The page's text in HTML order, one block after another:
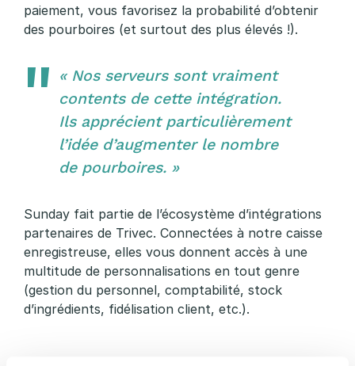
paiement, vous favorisez la probabilité d’obtenir
des pourboires (et surtout des plus élevés !).
« Nos serveurs sont vraiment
contents de cette intégration.
Ils apprécient particulièrement
l’idée d’augmenter le nombre
de pourboires. »
Sunday fait partie de l’écosystème d’intégrations
partenaires de Trivec. Connectées à notre caisse
enregistreuse, elles vous donnent accès à une
multitude de personnalisations en tout genre
(gestion du personnel, comptabilité, stock
d’ingrédients, fidélisation client, etc.).